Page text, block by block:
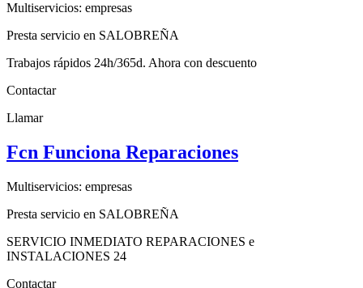
Multiservicios: empresas
Presta servicio en SALOBREÑA
Trabajos rápidos 24h/365d. Ahora con descuento
Contactar
Llamar
Fcn Funciona Reparaciones
Multiservicios: empresas
Presta servicio en SALOBREÑA
SERVICIO INMEDIATO REPARACIONES e
INSTALACIONES 24
Contactar